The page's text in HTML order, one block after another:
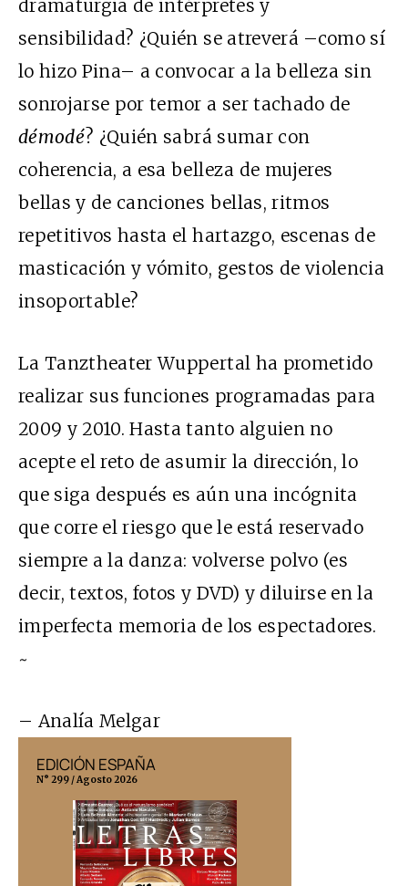
dramaturgia de intérpretes y
sensibilidad? ¿Quién se atreverá –como sí
lo hizo Pina– a convocar a la belleza sin
sonrojarse por temor a ser tachado de
démodé? ¿Quién sabrá sumar con
coherencia, a esa belleza de mujeres
bellas y de canciones bellas, ritmos
repetitivos hasta el hartazgo, escenas de
masticación y vómito, gestos de violencia
insoportable?
La Tanztheater Wuppertal ha prometido
realizar sus funciones programadas para
2009 y 2010. Hasta tanto alguien no
acepte el reto de asumir la dirección, lo
que siga después es aún una incógnita
que corre el riesgo que le está reservado
siempre a la danza: volverse polvo (es
decir, textos, fotos y DVD) y diluirse en la
imperfecta memoria de los espectadores.
~
– Analía Melgar
EDICIÓN ESPAÑA
N° 299 / Agosto 2026